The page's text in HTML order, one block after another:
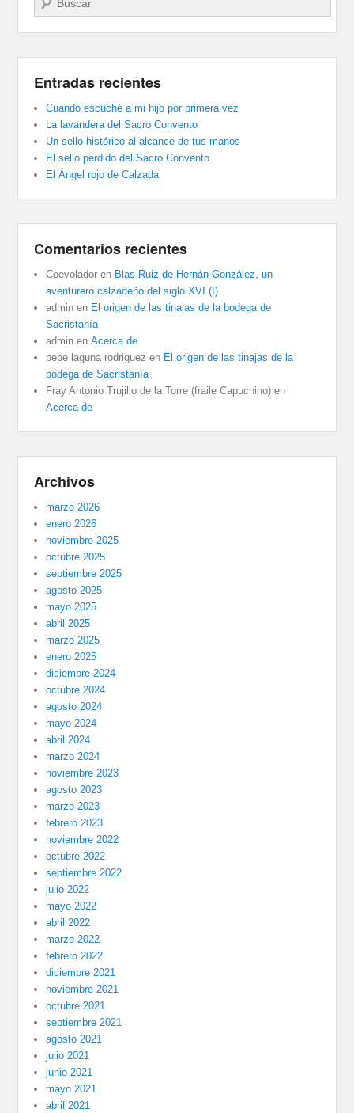
Entradas recientes
Cuando escuché a mi hijo por primera vez
La lavandera del Sacro Convento
Un sello histórico al alcance de tus manos
El sello perdido del Sacro Convento
El Ángel rojo de Calzada
Comentarios recientes
Coevolador en Blas Ruiz de Hernán González, un
aventurero calzadeño del siglo XVI (I)
admin en El origen de las tinajas de la bodega de
Sacristanía
admin enAcerca de
pepe laguna rodriguez en El origen de las tinajas de la
bodega de Sacristanía
Fray Antonio Trujillo de la Torre (fraile Capuchino) en
Acerca de
Archivos
marzo 2026
enero 2026
noviembre 2025
octubre 2025
septiembre 2025
agosto 2025
mayo 2025
abril 2025
marzo 2025
enero 2025
diciembre 2024
octubre 2024
agosto 2024
mayo 2024
abril 2024
marzo 2024
noviembre 2023
agosto 2023
marzo 2023
febrero 2023
noviembre 2022
octubre 2022
septiembre 2022
julio 2022
mayo 2022
abril 2022
marzo 2022
febrero 2022
diciembre 2021
noviembre 2021
octubre 2021
septiembre 2021
agosto 2021
julio 2021
junio 2021
mayo 2021
abril 2021